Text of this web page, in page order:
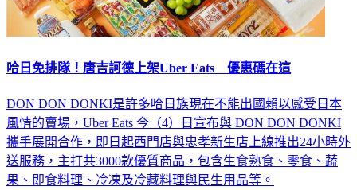
哈日免排隊！唐吉訶德上架Uber Eats 優惠碼在這
DON DON DONKI是許多哈日族現在不能出國賴以感受日本
風情的賣場，Uber Eats 今（4）日宣布與 DON DON DONKI
攜手展開合作，即日起西門店與忠孝新生店上線推出24小時外
送服務，主打共3000款優質商品，包含生食熟食、零食、蔬
果、即食料理、冷凍及冷藏料理與民生用品等。